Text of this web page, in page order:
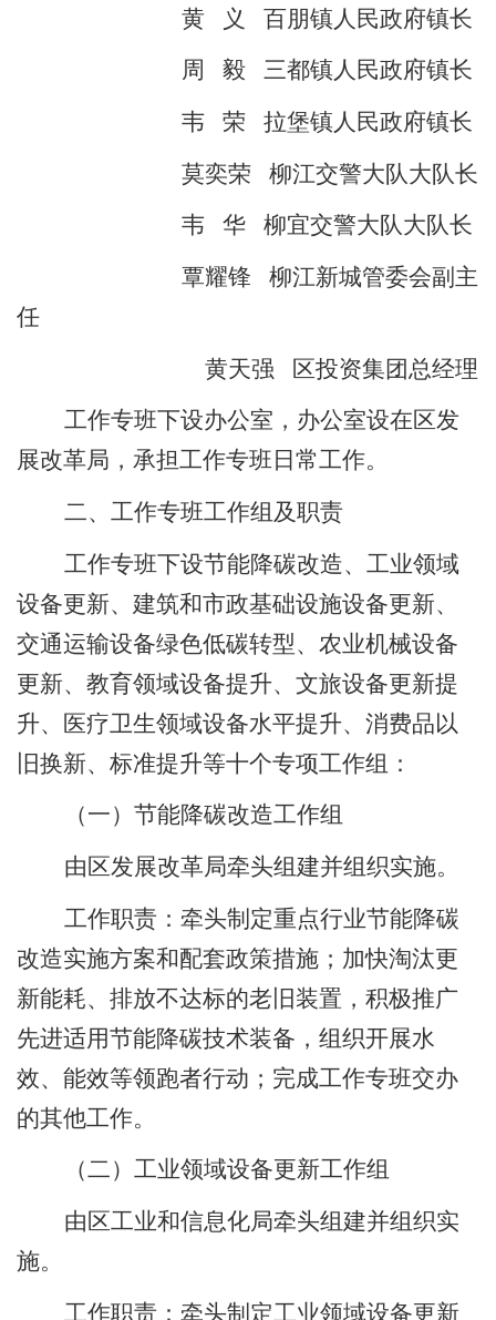
黄
义
百朋镇人民政府镇长
周
毅
三都镇人民政府镇长
韦
荣
拉堡镇人民政府镇长
莫奕荣
柳江交警大队大队长
韦
华
柳宜交警大队大队长
覃耀锋
柳江新城管委会副主
任
黄天强
区投资集团总经理
工作专班下设办公室，办公室设在区发
展改革局，承担工作专班日常工作。
二、工作专班工作组及职责
工作专班下设节能降碳改造、工业领域
设备更新、建筑和市政基础设施设备更新、
交通运输设备绿色低碳转型、农业机械设备
更新、教育领域设备提升、文旅设备更新提
升、医疗卫生领域设备水平提升、消费品以
旧换新、标准提升等十个专项工作组：
（一）节能降碳改造工作组
由区发展改革局牵头组建并组织实施。
工作职责：牵头制定重点行业节能降碳
改造实施方案和配套政策措施；加快淘汰更
新能耗、排放不达标的老旧装置，积极推广
先进适用节能降碳技术装备，组织开展水
效、能效等领跑者行动；完成工作专班交办
的其他工作。
（二）工业领域设备更新工作组
由区工业和信息化局牵头组建并组织实
施。
工作职责：牵头制定工业领域设备更新